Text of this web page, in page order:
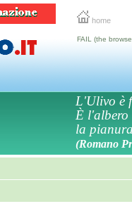
home
FAIL (the
L'Ulivo è
È l'albero
la
(Romano